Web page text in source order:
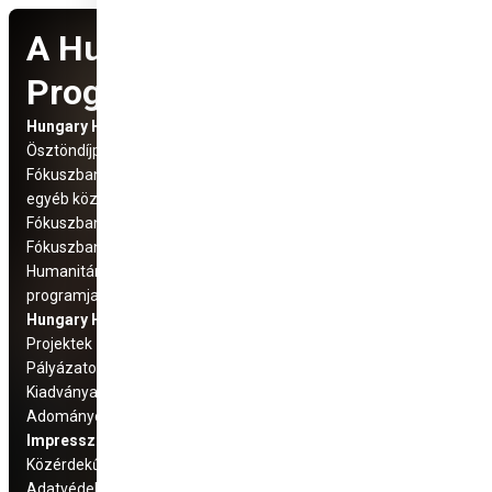
A Hungary Helps
Programról
Hungary Helps Program
Ösztöndíjprogram
Fókuszban: Üldözött keresztény és
egyéb közösségek
Fókuszban: Száhel régió
Fókuszban az Európai Unió
Humanitárius és fejlesztési
programjaink
Hungary Helps Ügynökség
Projektek
Pályázatok
Kiadványaink
Adományozás
Impresszum
Közérdekű adatok